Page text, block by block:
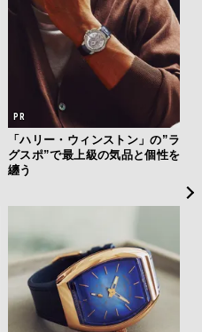
「ハリー・ウィンストン」の”ラ
グスポ”で最上級の気品と個性を
纏う